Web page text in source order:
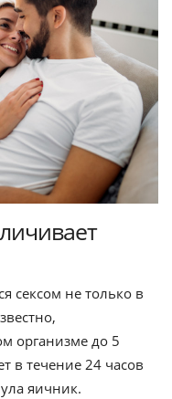
сексом не только в
организме до 5
в течение 24 часов
яичник.